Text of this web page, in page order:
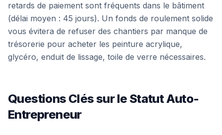
retards de paiement sont fréquents dans le bâtiment
(délai moyen : 45 jours). Un fonds de roulement solide
vous évitera de refuser des chantiers par manque de
trésorerie pour acheter les peinture acrylique,
glycéro, enduit de lissage, toile de verre nécessaires.
Questions Clés sur le Statut Auto-
Entrepreneur